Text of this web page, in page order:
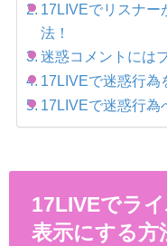
17LIVEでリスナー
法！
迷惑コメントには
17LIVEで迷惑行為
17LIVEで迷惑行為
17LIVEでラ
表示にする方